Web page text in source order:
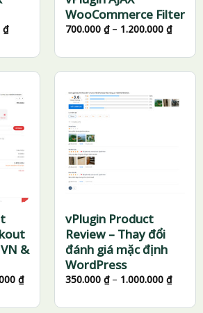
₫Khoảng
giá:
150.000 ₫
350.000 ₫
WooCommerce Filter
700.000 ₫ – 1.200.000 ₫
giá:
&
₫Khoảng
giá:
1.700.000 ₫
vPlugin Product
Review – Thay đổi
đánh giá mặc định
WordPress
350.000 ₫ – 1.000.000 ₫
giá: